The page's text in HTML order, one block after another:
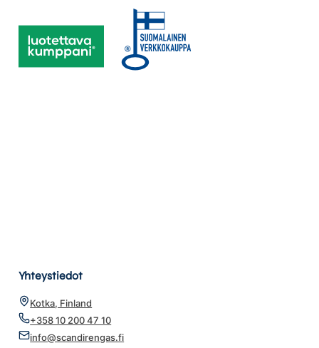
Yhteystiedot
Kotka, Finland
+358 10 200 47 10
info@scandirengas.fi